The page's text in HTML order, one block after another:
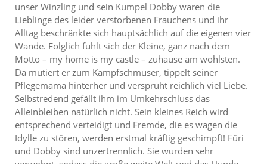
unser Winzling und sein Kumpel Dobby waren die
Lieblinge des leider verstorbenen Frauchens und ihr
Alltag beschränkte sich hauptsächlich auf die eigenen vier
Wände. Folglich fühlt sich der Kleine, ganz nach dem
Motto – my home is my castle – zuhause am wohlsten.
Da mutiert er zum Kampfschmuser, tippelt seiner
Pflegemama hinterher und versprüht reichlich viel Liebe.
Selbstredend gefällt ihm im Umkehrschluss das
Alleinbleiben natürlich nicht. Sein kleines Reich wird
entsprechend verteidigt und Fremde, die es wagen die
Idylle zu stören, werden erstmal kräftig geschimpft! Füri
und Dobby sind unzertrennlich. Sie wurden sehr